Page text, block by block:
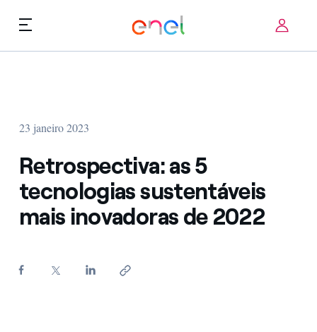
Skip to content
Startup ecosystem
Como funciona
Termos de Uso
FAQ
23 janeiro 2023
Retrospectiva: as 5
tecnologias sustentáveis
mais inovadoras de 2022